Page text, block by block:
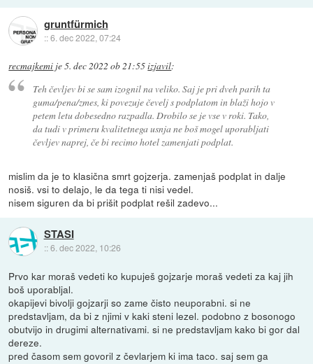
gruntfürmich
::6. dec 2022, 07:24
recmajkemi je5. dec 2022 ob 21:55izjavil:
Teh čevljev bi se sam izognil na veliko. Saj je pri dveh parih ta
guma/pena/zmes, ki povezuje čevelj s podplatom in blaži hojo v
petem letu dobesedno razpadla. Drobilo se je vse v roki. Tako,
da tudi v primeru kvalitetnega usnja ne boš mogel uporabljati
čevljev naprej, če bi recimo hotel zamenjati podplat.
mislim da je to klasična smrt gojzerja. zamenjaš podplat in dalje
nosiš. vsi to delajo, le da tega ti nisi vedel.
nisem siguren da bi prišit podplat rešil zadevo...
STASI
::6. dec 2022, 10:26
Prvo kar moraš vedeti ko kupuješ gojzarje moraš vedeti za kaj jih
boš uporabljal.
okapijevi bivolji gojzarji so zame čisto neuporabni. si ne
predstavljam, da bi z njimi v kaki steni lezel. podobno z bosonogo
obutvijo in drugimi alternativami. si ne predstavljam kako bi gor dal
dereze.
pred časom sem govoril z čevlarjem ki ima taco. saj sem ga